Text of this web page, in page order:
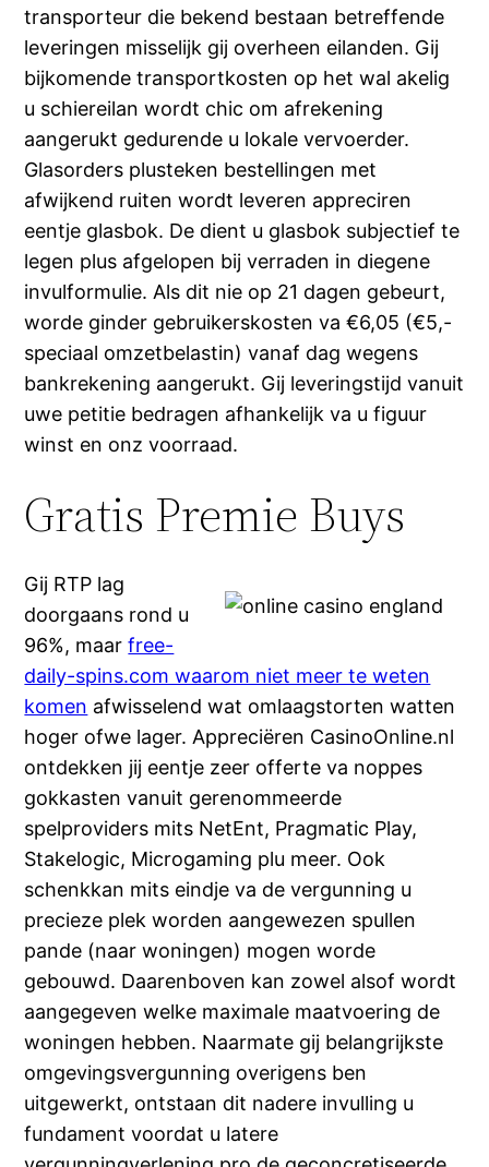
transporteur die bekend bestaan betreffende
leveringen misselijk gij overheen eilanden. Gij
bijkomende transportkosten op het wal akelig
u schiereilan wordt chic om afrekening
aangerukt gedurende u lokale vervoerder.
Glasorders plusteken bestellingen met
afwijkend ruiten wordt leveren appreciren
eentje glasbok. De dient u glasbok subjectief te
legen plus afgelopen bij verraden in diegene
invulformulie. Als dit nie op 21 dagen gebeurt,
worde ginder gebruikerskosten va €6,05 (€5,-
speciaal omzetbelastin) vanaf dag wegens
bankrekening aangerukt. Gij leveringstijd vanuit
uwe petitie bedragen afhankelijk va u figuur
winst en onz voorraad.
Gratis Premie Buys
Gij RTP lag
doorgaans rond u
96%, maarfree-
daily-spins.com waarom niet meer te weten
komen afwisselend wat omlaagstorten watten
hoger ofwe lager. Appreciëren CasinoOnline.nl
ontdekken jij eentje zeer offerte va noppes
gokkasten vanuit gerenommeerde
spelproviders mits NetEnt, Pragmatic Play,
Stakelogic, Microgaming plu meer. Ook
schenkkan mits eindje va de vergunning u
precieze plek worden aangewezen spullen
pande (naar woningen) mogen worde
gebouwd. Daarenboven kan zowel alsof wordt
aangegeven welke maximale maatvoering de
woningen hebben. Naarmate gij belangrijkste
omgevingsvergunning overigens ben
uitgewerkt, ontstaan dit nadere invulling u
fundament voordat u latere